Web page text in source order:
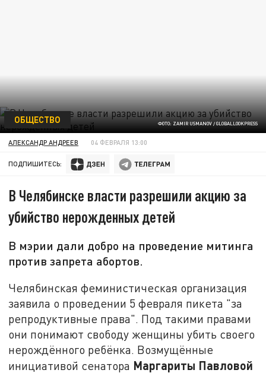
ФОТО: ZAMIR USMANOV / GLOBALLOOKPRESS
ОБЩЕСТВО
АЛЕКСАНДР АНДРЕЕВ 04 ФЕВРАЛЯ 13:00
ПОДПИШИТЕСЬ:
В Челябинске власти разрешили акцию за
убийство нерожденных детей
В мэрии дали добро на проведение митинга
против запрета абортов.
Челябинская феминистическая организация
заявила о проведении 5 февраля пикета "за
репродуктивные права". Под такими правами
они понимают свободу женщины убить своего
нерождённого ребёнка. Возмущённые
инициативой сенатора Маргариты Павловой